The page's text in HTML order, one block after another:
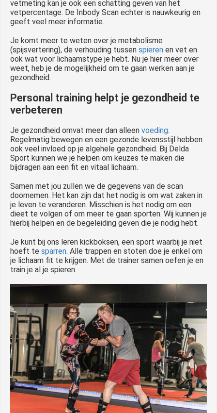
vetmeting kan je ook een schatting geven van het
vetpercentage. De Inbody Scan echter is nauwkeurig en
geeft veel meer informatie.
Je komt meer te weten over je metabolisme
(spijsvertering), de verhouding tussen spieren en vet en
ook wat voor lichaamstype je hebt. Nu je hier meer over
weet, heb je de mogelijkheid om te gaan werken aan je
gezondheid.
Personal training helpt je gezondheid te
verbeteren
Je gezondheid omvat meer dan alleen voeding.
Regelmatig bewegen en een gezonde levensstijl hebben
ook veel invloed op je algehele gezondheid. Bij Delda
Sport kunnen we je helpen om keuzes te maken die
bijdragen aan een fit en vitaal lichaam.
Samen met jou zullen we de gegevens van de scan
doornemen. Het kan zijn dat het nodig is om wat zaken in
je leven te veranderen. Misschien is het nodig om een
dieet te volgen of om meer te gaan sporten. Wij kunnen je
hierbij helpen en de begeleiding geven die je nodig hebt.
Je kunt bij ons leren kickboksen, een sport waarbij je niet
hoeft te sparren. Alle trappen en stoten doe je enkel om
je lichaam fit te krijgen. Met de trainer samen oefen je en
train je al je spieren.